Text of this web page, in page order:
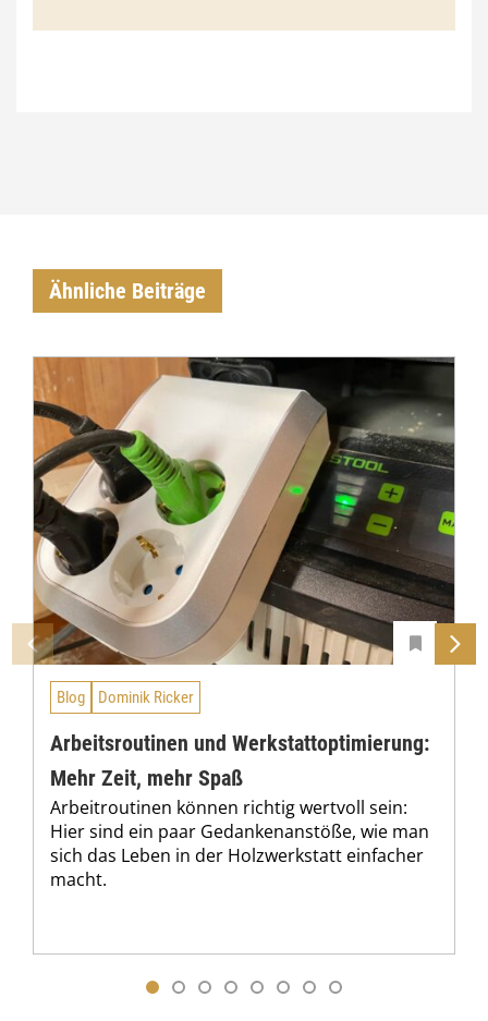
Ähnliche Beiträge
Blog Dominik Ricker
Arbeitsroutinen und Werkstattoptimierung:
Mehr Zeit, mehr Spaß
Arbeitroutinen können richtig wertvoll sein:
Hier sind ein paar Gedankenanstöße, wie man
sich das Leben in der Holzwerkstatt einfacher
macht.